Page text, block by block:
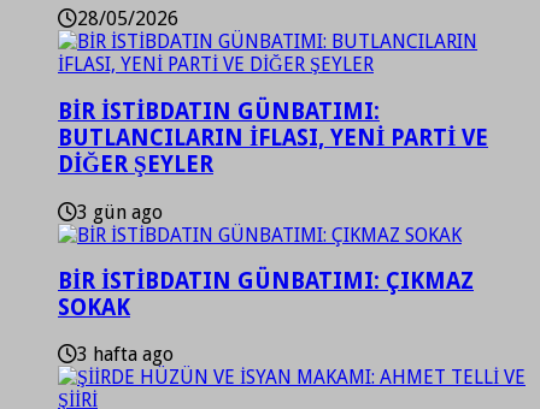
28/05/2026
BİR İSTİBDATIN GÜNBATIMI:
BUTLANCILARIN İFLASI, YENİ PARTİ VE
DİĞER ŞEYLER
3 gün ago
BİR İSTİBDATIN GÜNBATIMI: ÇIKMAZ
SOKAK
3 hafta ago